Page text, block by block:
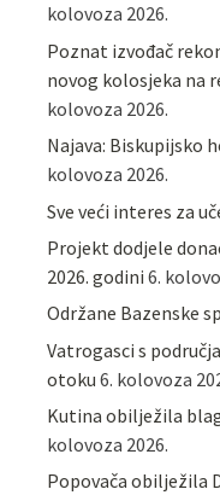
kolovoza 2026.
Poznat izvođač
novog kolosjeka na
kolovoza 2026.
Najava: Biskupijsko
kolovoza 2026.
Sve veći interes za
Projekt dodjele
2026. godini 6.
Održane Bazenske
Vatrogasci s
otoku 6. kolovoza
Kutina obilježila
kolovoza 2026.
Popovača obilježila